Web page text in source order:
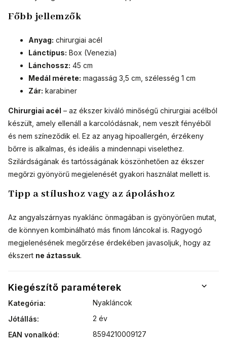
Főbb jellemzők
Anyag: chirurgiai acél
Lánctípus: Box (Venezia)
Lánchossz: 45 cm
Medál mérete: magasság 3,5 cm, szélesség 1 cm
Zár: karabiner
Chirurgiai acél – az ékszer kiváló minőségű chirurgiai acélból
készült, amely ellenáll a karcolódásnak, nem veszít fényéből
és nem színeződik el. Ez az anyag hipoallergén, érzékeny
bőrre is alkalmas, és ideális a mindennapi viselethez.
Szilárdságának és tartósságának köszönhetően az ékszer
megőrzi gyönyörű megjelenését gyakori használat mellett is.
Tipp a stílushoz vagy az ápoláshoz
Az angyalszárnyas nyaklánc önmagában is gyönyörűen mutat,
de könnyen kombinálható más finom láncokal is. Ragyogó
megjelenésének megőrzése érdekében javasoljuk, hogy az
ékszert ne áztassuk.
Kiegészítő paraméterek
Kategória:
Nyakláncok
Jótállás:
2 év
EAN vonalkód:
8594210009127